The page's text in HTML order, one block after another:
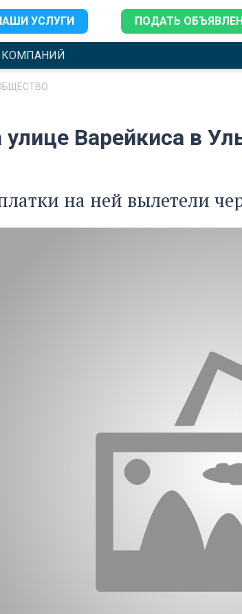
УСЛУГИ ПОДАТЬ
улице Варейкиса в
на ней вылетели